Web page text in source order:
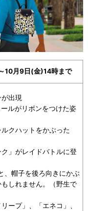
ントまとめ画像
ータが追加
10月9日(金)14時まで
出現
ルがリボンをつけた姿
クハットをかぶった
」がレイドバトルに登
、帽子を後ろ向きにかぶ
しれません。（野生で
ープ」、「エネコ」、